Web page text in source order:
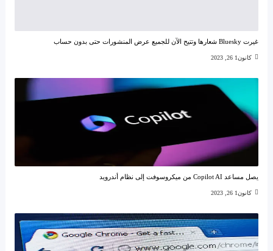
غيرت Bluesky شعارها وتتيح الآن للجميع عرض المنشورات حتى بدون حساب
كانون1 26, 2023
يصل مساعد Copilot AI من ميكروسوفت إلى نظام أندرويد
كانون1 26, 2023